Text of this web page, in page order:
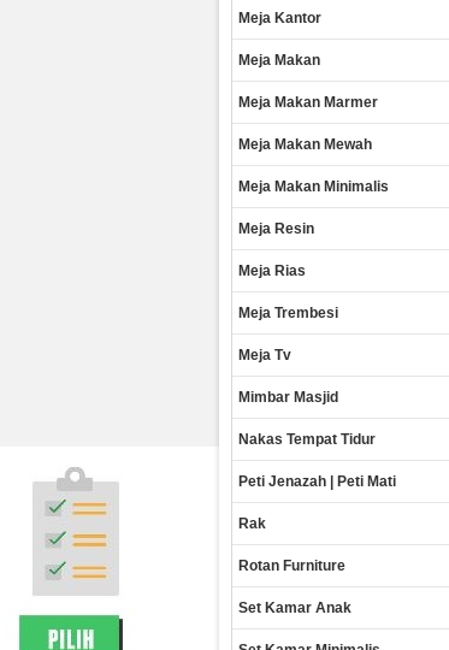
Meja Kantor
Meja Makan
Meja Makan Marmer
Meja Makan Mewah
Meja Makan Minimalis
Meja Resin
Meja Rias
Meja Trembesi
Meja Tv
Mimbar Masjid
Nakas Tempat Tidur
Peti Jenazah | Peti Mati
Rak
Rotan Furniture
Set Kamar Anak